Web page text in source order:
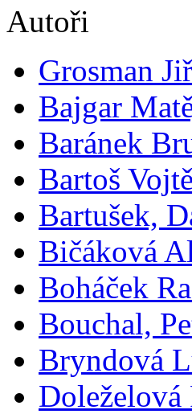
Autoři
Grosman
Bajgar
Baránek
Bartoš
Bartušek,
Bičáková
Boháček
Bouchal,
Bryndová
Doleželová